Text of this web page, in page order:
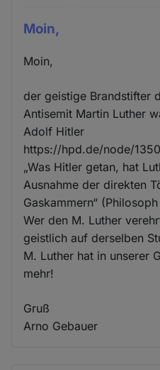
Moin,
Moin,
der geistige Brandstifter
Antisemit Martin Luther
Adolf Hitler
https://hpd.de/node/
„Was Hitler getan, hat
Ausnahme der direkten
Gaskammern“
Wer den M. Luther
geistlich auf derselben
M. Luther hat in unserer
mehr!
Gruß
Arno Gebauer